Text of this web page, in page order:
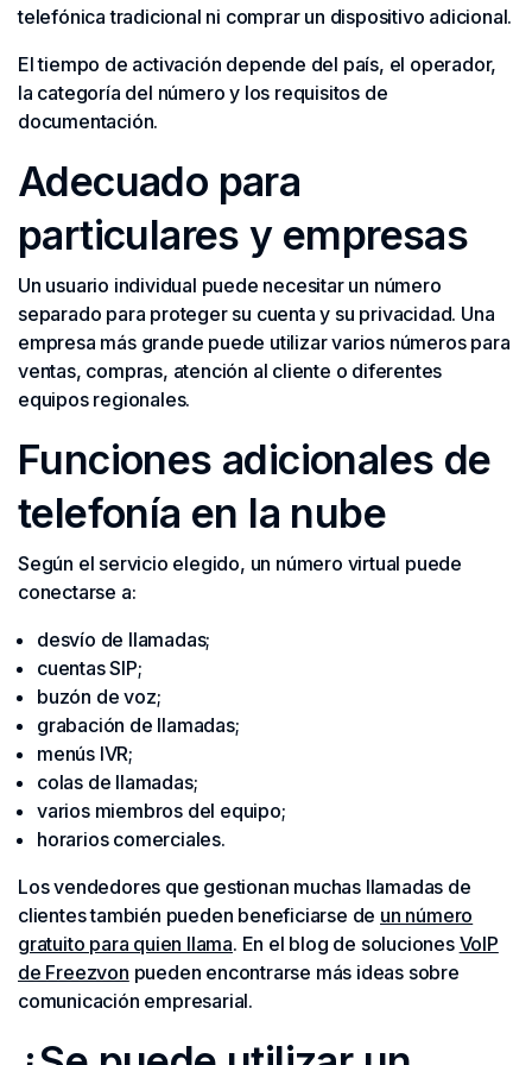
telefónica tradicional ni comprar un dispositivo adicional.
El tiempo de activación depende del país, el operador,
la categoría del número y los requisitos de
documentación.
Adecuado para
particulares y empresas
Un usuario individual puede necesitar un número
separado para proteger su cuenta y su privacidad. Una
empresa más grande puede utilizar varios números para
ventas, compras, atención al cliente o diferentes
equipos regionales.
Funciones adicionales de
telefonía en la nube
Según el servicio elegido, un número virtual puede
conectarse a:
desvío de llamadas;
cuentas SIP;
buzón de voz;
grabación de llamadas;
menús IVR;
colas de llamadas;
varios miembros del equipo;
horarios comerciales.
Los vendedores que gestionan muchas llamadas de
clientes también pueden beneficiarse de un número
gratuito para quien llama. En el blog de soluciones VoIP
de Freezvon pueden encontrarse más ideas sobre
comunicación empresarial.